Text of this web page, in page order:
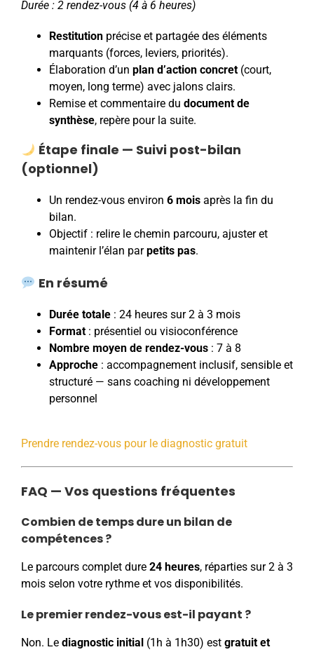
Durée : 2 rendez-vous (4 à 6 heures)
Restitution précise et partagée des éléments
marquants (forces, leviers, priorités).
Élaboration d’un plan d’action concret (court,
moyen, long terme) avec jalons clairs.
Remise et commentaire du document de
synthèse, repère pour la suite.
Étape finale — Suivi post-bilan
(optionnel)
Un rendez-vous environ 6 mois après la fin du
bilan.
Objectif : relire le chemin parcouru, ajuster et
maintenir l’élan parpetits pas.
En résumé
Durée totale : 24 heures sur 2 à 3 mois
Format : présentiel ou visioconférence
Nombre moyen de rendez-vous : 7 à 8
Approche : accompagnement inclusif, sensible et
structuré — sans coaching ni développement
personnel
Prendre rendez-vous pour le diagnostic gratuit
FAQ — Vos questions fréquentes
Combien de temps dure un bilan de
compétences ?
Le parcours complet dure 24 heures, réparties sur 2 à 3
mois selon votre rythme et vos disponibilités.
Le premier rendez-vous est-il payant ?
Non. Le diagnostic initial (1h à 1h30) est gratuit et